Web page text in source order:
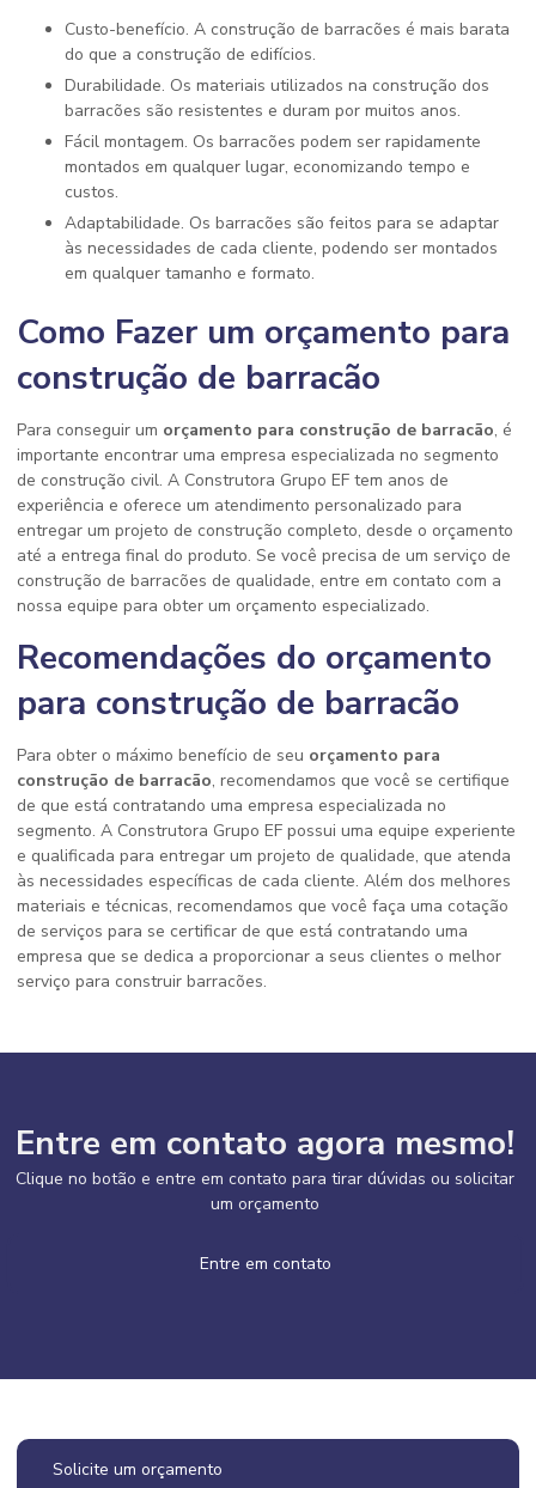
Custo-benefício. A construção de barracões é mais barata
do que a construção de edifícios.
Durabilidade. Os materiais utilizados na construção dos
barracões são resistentes e duram por muitos anos.
Fácil montagem. Os barracões podem ser rapidamente
montados em qualquer lugar, economizando tempo e
custos.
Adaptabilidade. Os barracões são feitos para se adaptar
às necessidades de cada cliente, podendo ser montados
em qualquer tamanho e formato.
Como Fazer um orçamento para
construção de barracão
Para conseguir um orçamento para construção de barracão, é
importante encontrar uma empresa especializada no segmento
de construção civil. A Construtora Grupo EF tem anos de
experiência e oferece um atendimento personalizado para
entregar um projeto de construção completo, desde o orçamento
até a entrega final do produto. Se você precisa de um serviço de
construção de barracões de qualidade, entre em contato com a
nossa equipe para obter um orçamento especializado.
Recomendações do orçamento
para construção de barracão
Para obter o máximo benefício de seu orçamento para
construção de barracão, recomendamos que você se certifique
de que está contratando uma empresa especializada no
segmento. A Construtora Grupo EF possui uma equipe experiente
e qualificada para entregar um projeto de qualidade, que atenda
às necessidades específicas de cada cliente. Além dos melhores
materiais e técnicas, recomendamos que você faça uma cotação
de serviços para se certificar de que está contratando uma
empresa que se dedica a proporcionar a seus clientes o melhor
serviço para construir barracões.
Entre em contato agora mesmo!
Clique no botão e entre em contato para tirar dúvidas ou solicitar
um orçamento
Entre em contato
Solicite um orçamento